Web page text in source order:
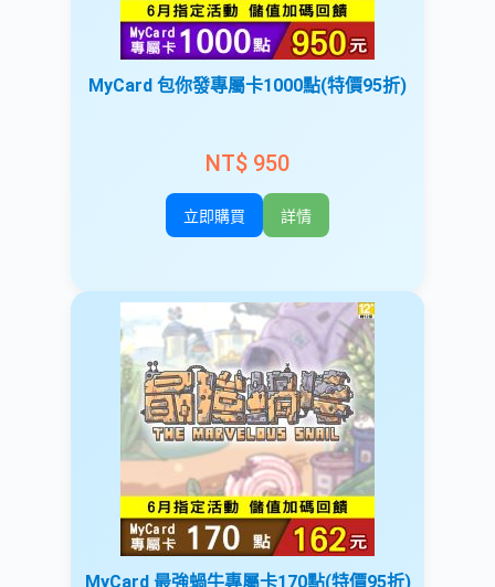
MyCard 包你發專屬卡1000點(特價95折)
NT$ 950
立即購買 詳情
MyCard 最強蝸牛專屬卡170點(特價95折)